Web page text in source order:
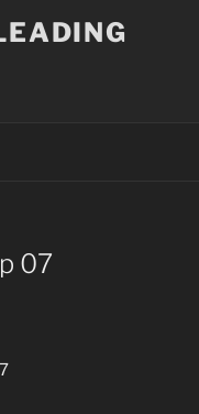
07